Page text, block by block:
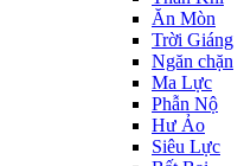
Ăn Mòn
Trời Giáng
Ngăn chặn
Ma Lực
Phẫn Nộ
Hư Ảo
Siêu Lực